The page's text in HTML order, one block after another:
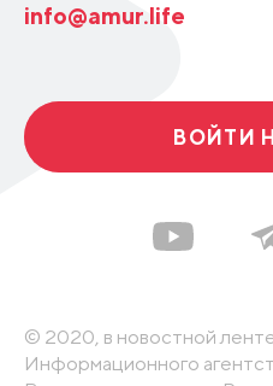
info@amur.life
ВОЙТИ
© 2020, в новостной
Информационного